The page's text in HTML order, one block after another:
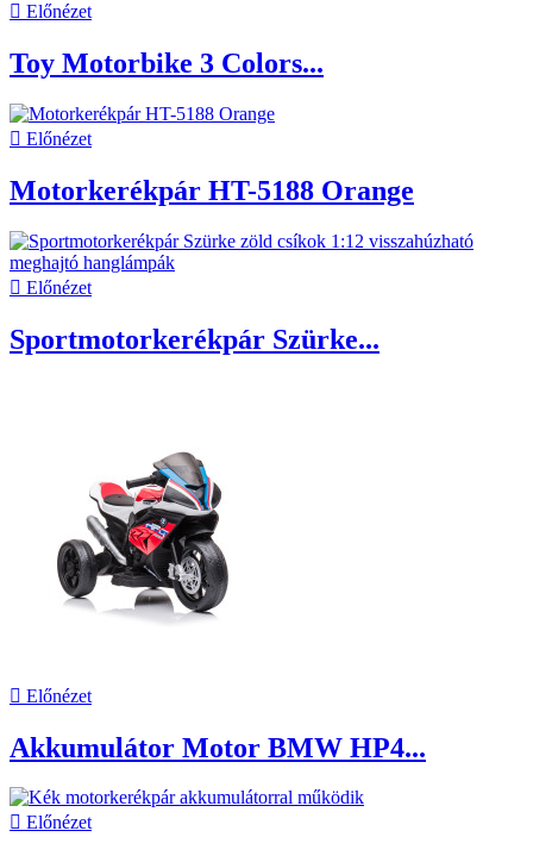
 Előnézet
Toy Motorbike 3 Colors...
 Előnézet
Motorkerékpár HT-5188 Orange
 Előnézet
Sportmotorkerékpár Szürke...
 Előnézet
Akkumulátor Motor BMW HP4...
 Előnézet